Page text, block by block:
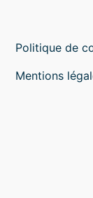
Politique de
Mentions